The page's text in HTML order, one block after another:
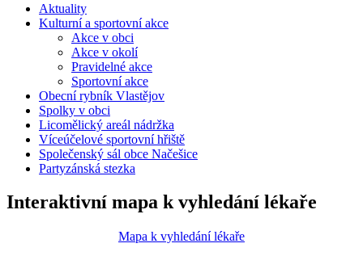
Aktuality
Kulturní a sportovní akce
Akce v obci
Akce v okolí
Pravidelné akce
Sportovní akce
Obecní rybník Vlastějov
Spolky v obci
Licomělický areál nádržka
Víceúčelové sportovní hřiště
Společenský sál obce Načešice
Partyzánská stezka
Interaktivní mapa k vyhledání lékaře
Mapa k vyhledání lékaře